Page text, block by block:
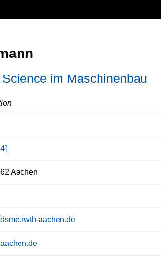
im Maschinenbau
Aachen
aachen.de